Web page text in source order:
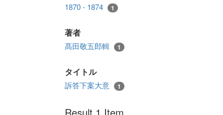
1870 - 1874 1
著者
髙田敬五郎輯 1
タイトル
訴答下案大意 1